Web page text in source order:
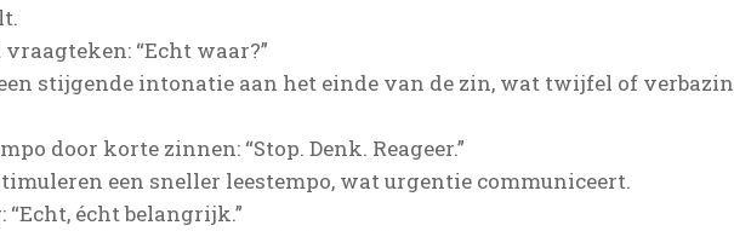
“Echt waar?”
stijgende intonatie aan het einde van de zin, wat twijfel of
door korte zinnen: “Stop. Denk. Reageer.”
een sneller leestempo, wat urgentie communiceert.
écht belangrijk.”